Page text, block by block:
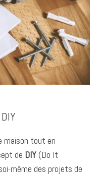
maison tout en
de DIY(Do It
même des projets de